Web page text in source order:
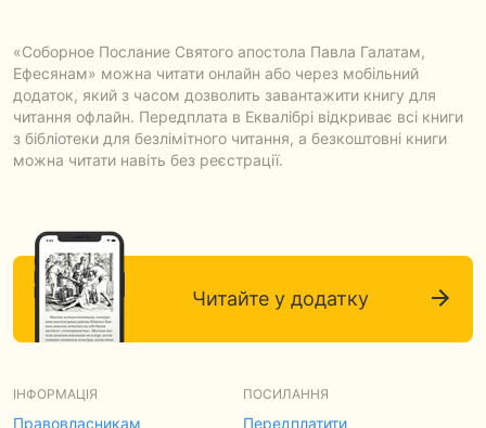
«Соборное Послание Святого апостола Павла Галатам,
Ефесянам» можна читати онлайн або через мобільний
додаток, який з часом дозволить завантажити книгу для
читання офлайн. Передплата в Еквалібрі відкриває всі книги
з бібліотеки для безлімітного читання, а безкоштовні книги
можна читати навіть без реєстрації.
Читайте у додатку
ІНФОРМАЦІЯ
Правовласникам
ПОСИЛАННЯ
Передплатити